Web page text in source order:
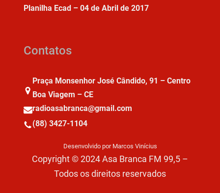
Planilha Ecad – 04 de Abril de 2017
Contatos
Praça Monsenhor José Cândido, 91 – Centro
Boa Viagem – CE
radioasabranca@gmail.com
(88) 3427-1104
Desenvolvido por Marcos Vinícius
Copyright © 2024 Asa Branca FM 99,5 –
Todos os direitos reservados